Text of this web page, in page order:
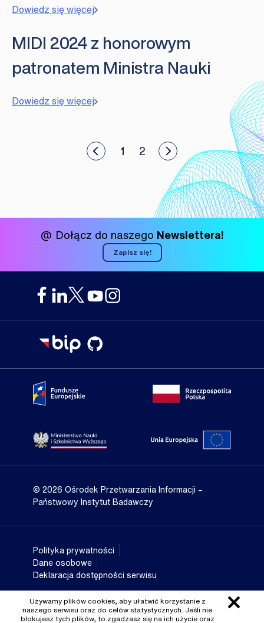
Dowiedz się więcej
MIDI 2024 z honorowym
patronatem Ministra Nauki
Dowiedz się więcej
nowsze artykuły 1 2 Zobacz starsze
@ Dołącz do naszego Newslettera!
Zapisz się!
Portal Fundusze Europejskie Portal
Strona Ministerstwa Nauki i Szkolnictwa WyższegoPortal
© 2026 Ośrodek Przetwarzania Informacji –
Państwowy Instytut Badawczy
Polityka prywatności
Dane osobowe
Deklaracja dostępności serwisu
Używamy plików cookies, aby ułatwić korzystanie z
naszego serwisu oraz do celów statystycznych. Jeśli nie
blokujesz tych plików, to zgadzasz się na ich użycie oraz